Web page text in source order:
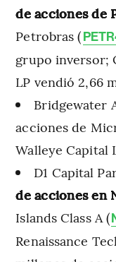
de acciones de
Petrobras (
grupo inversor;
LP vendió 2,66
Bridgewater
acciones de
Walleye Capital
D1 Capital
de acciones en
Islands Class A (
Renaissance